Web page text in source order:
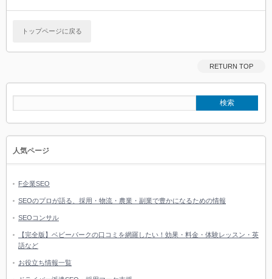
トップページに戻る
RETURN TOP
人気ページ
F企業SEO
SEOのプロが語る、採用・物流・農業・副業で豊かになるための情報
SEOコンサル
【完全版】ベビーパークの口コミを網羅したい！効果・料金・体験レッスン・英
語など
お役立ち情報一覧